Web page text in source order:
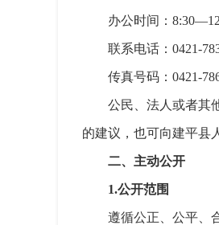
办公时间：
联系电话：0421-
传真号码：0421-
公民、法人或者其
的建议，也可向建平县
二、主动公开
1.公开范围
遵循公正、公平、